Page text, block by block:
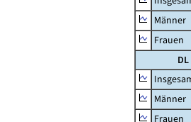
Männer
Frauen
Männer
Frauen